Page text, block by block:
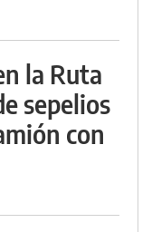
la Ruta
sepelios
con